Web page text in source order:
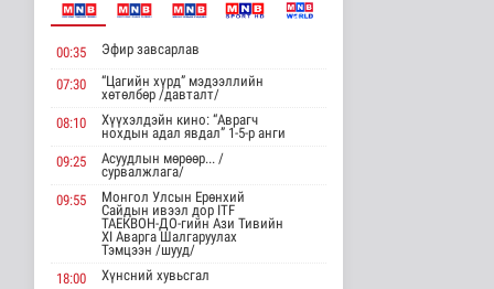
Нийгэм
Улаанбаатарт өдөртөө
26 хэм дулаан
Байгаль орчин
11 цаг 28 минутын өмнө
дуулал
Энтертайнмент
15 цаг 43 минутын өмнө
00:35 Эфир завсарлав
07:30
“Цагийн хүрд” мэдээллийн
хөтөлбөр /давталт/
08:10
Хүүхэлдэйн кино: “Аврагч
нохдын адал явдал” 1-5-р анги
09:25
Асуудлын мөрөөр... /
сурвалжлага/
09:55
Монгол Улсын Ерөнхий
Сайдын ивээл дор ITF
ТАЕКВОН-ДО-гийн Ази Тивийн
XI Аварга Шалгаруулах
Тэмцээн /шууд/
18:00
Хүнсний хувьсгал